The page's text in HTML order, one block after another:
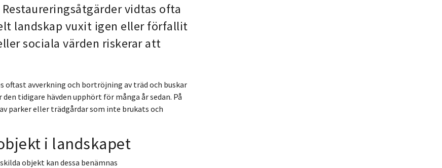
vidtas ofta
landskap vuxit igen eller förfallit
sociala värden riskerar att
oftast avverkning och bortröjning av träd och buskar
tidigare hävden upphört för många år sedan. På
parker eller trädgårdar som inte brukats och
i landskapet
objekt kan dessa benämnas